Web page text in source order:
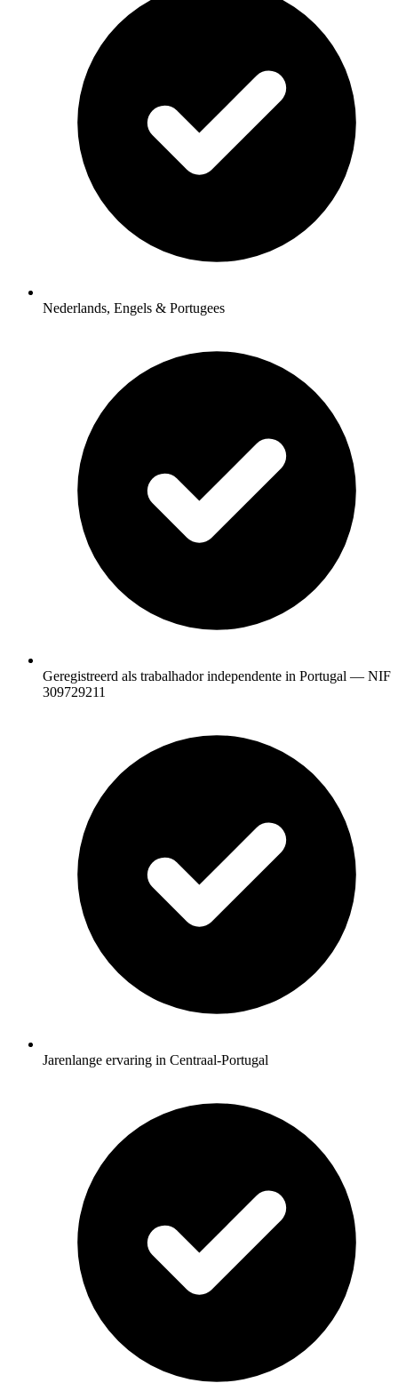
Nederlands, Engels & Portugees
Geregistreerd als trabalhador independente in Portugal — NIF
309729211
Jarenlange ervaring in Centraal-Portugal